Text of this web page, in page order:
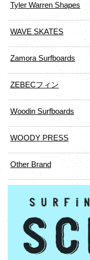
Tyler Warren Shapes
WAVE SKATES
Zamora Surfboards
ZEBECフィン
Woodin Surfboards
WOODY PRESS
Other Brand